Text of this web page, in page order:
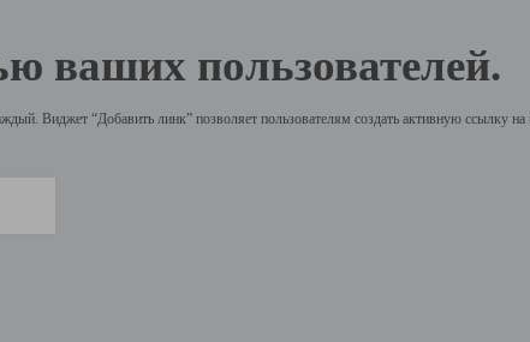
ваших пользователей.
Виджет “Добавить линк” позволяет пользователям создать активную ссылку на